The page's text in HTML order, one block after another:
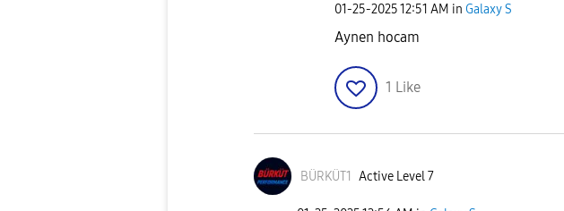
‎01-25-202512:51 AM in Galaxy S
Aynen hocam
1 Like
BÜRKÜT1 Active Level 7